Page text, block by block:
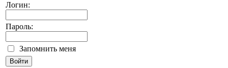
Логин:
Пароль:
Запомнить меня